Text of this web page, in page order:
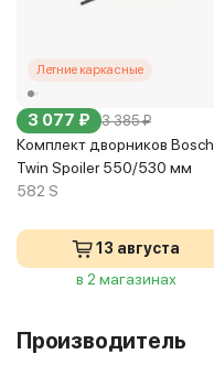
Летние каркасные
3 077 ₽ 3 385 ₽
Комплект дворников Bosch
Twin Spoiler 550/530 мм
582 S
13 августа
в 2 магазинах
Производитель